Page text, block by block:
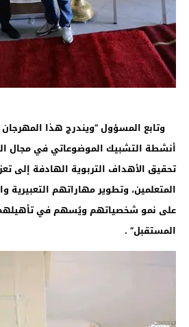
وتابع المسؤول “ويندرج هذا
أنشطة التشبيك الموضوعاتي في مجال
تحقيق الأهداف التربوية الهادفة إلى
المتعلمين، وتطوير مهاراتهم التعبيرية
على نمو شخصياتهم ويُسهم في
المستقبل” .